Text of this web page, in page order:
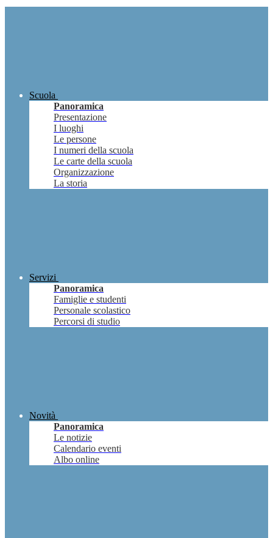
Scuola
Panoramica
Presentazione
I luoghi
Le persone
I numeri della scuola
Le carte della scuola
Organizzazione
La storia
Servizi
Panoramica
Famiglie e studenti
Personale scolastico
Percorsi di studio
Novità
Panoramica
Le notizie
Calendario eventi
Albo online